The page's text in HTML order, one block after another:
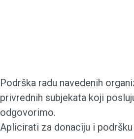
Podrška radu navedenih
privrednih subjekata koji
odgovorimo.
Aplicirati za donaciju i